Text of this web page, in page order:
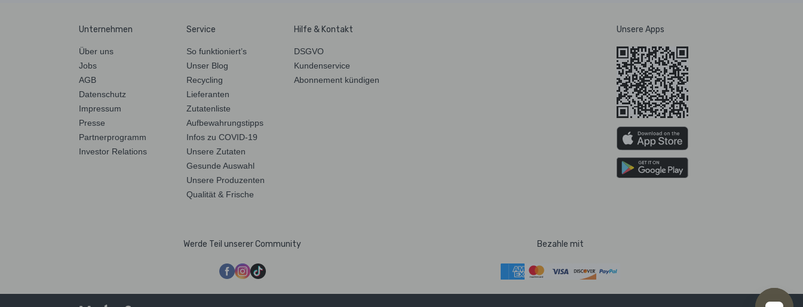
Unternehmen
Über uns
Jobs
AGB
Datenschutz
Impressum
Presse
Partnerprogramm
Investor Relations
Service
So funktioniert’s
Unser Blog
Recycling
Lieferanten
Zutatenliste
Aufbewahrungstipps
Infos zu COVID-19
Unsere Zutaten
Gesunde Auswahl
Unsere Produzenten
Qualität & Frische
Hilfe & Kontakt
DSGVO
Kundenservice
Abonnement kündigen
Unsere Apps
Werde Teil unserer Community Bezahle mit